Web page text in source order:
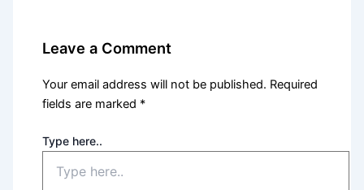
Leave a Comment
Your email address will not be published. Required
fields are marked *
Type here..